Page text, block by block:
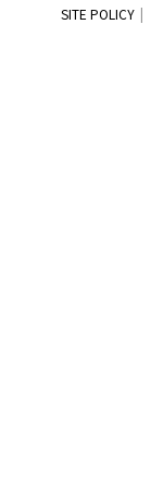
SITE POLICY